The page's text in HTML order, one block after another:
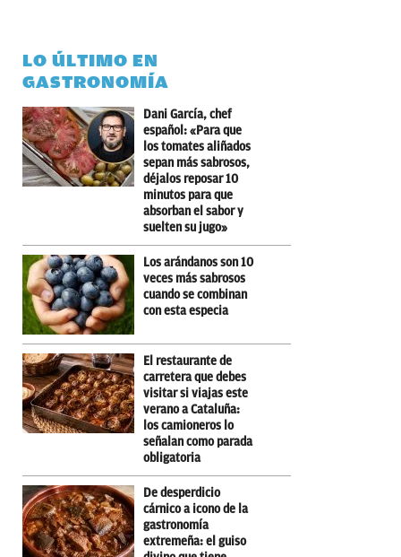
LO ÚLTIMO EN
GASTRONOMÍA
Dani García, chef
español: «Para que
los tomates aliñados
sepan más sabrosos,
déjalos reposar 10
minutos para que
absorban el sabor y
suelten su jugo»
Los arándanos son 10
veces más sabrosos
cuando se combinan
con esta especia
El restaurante de
carretera que debes
visitar si viajas este
verano a Cataluña:
los camioneros lo
señalan como parada
obligatoria
De desperdicio
cárnico a icono de la
gastronomía
extremeña: el guiso